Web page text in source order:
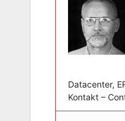
Datacenter,
Kontakt –